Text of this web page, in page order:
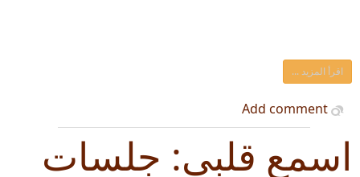
اقرأ المزيد ...
Add comment
اسمع قلبي: جلسات